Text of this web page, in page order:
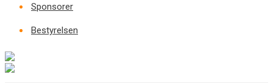
Sponsorer
Bestyrelsen